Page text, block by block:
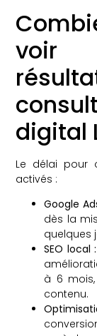
voir
digital
Le délai pour
activés :
Google
dès la
quelques
SEO local :
à 6
contenu.